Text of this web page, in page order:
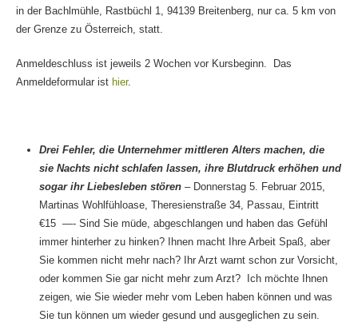
in der Bachlmühle, Rastbüchl 1, 94139 Breitenberg, nur ca. 5 km von
der Grenze zu Österreich, statt.
Anmeldeschluss ist jeweils 2 Wochen vor Kursbeginn. Das
Anmeldeformular ist hier.
Drei Fehler, die Unternehmer mittleren Alters machen, die
sie Nachts nicht schlafen lassen, ihre Blutdruck erhöhen und
sogar ihr Liebesleben stören – Donnerstag 5. Februar 2015,
Martinas Wohlfühloase, Theresienstraße 34, Passau, Eintritt
€15 —- Sind Sie müde, abgeschlangen und haben das Gefühl
immer hinterher zu hinken? Ihnen macht Ihre Arbeit Spaß, aber
Sie kommen nicht mehr nach? Ihr Arzt warnt schon zur Vorsicht,
oder kommen Sie gar nicht mehr zum Arzt? Ich möchte Ihnen
zeigen, wie Sie wieder mehr vom Leben haben können und was
Sie tun können um wieder gesund und ausgeglichen zu sein.